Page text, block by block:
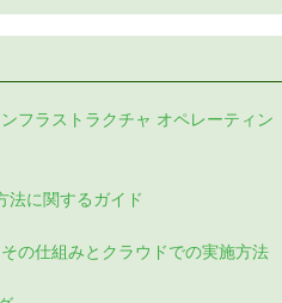
フラストラクチャ オペレーティン
法に関するガイド
の仕組みとクラウドでの実施方法